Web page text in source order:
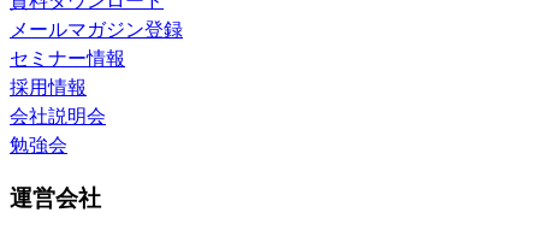
メールマガジン登録
セミナー情報
採用情報
会社説明会
勉強会
運営会社